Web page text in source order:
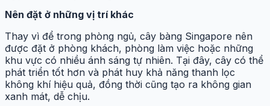
Nên đặt ở những vị trí khác
Thay vì để trong phòng ngủ, cây bàng Singapore nên
được đặt ở phòng khách, phòng làm việc hoặc những
khu vực có nhiều ánh sáng tự nhiên. Tại đây, cây có thể
phát triển tốt hơn và phát huy khả năng thanh lọc
không khí hiệu quả, đồng thời cũng tạo ra không gian
xanh mát, dễ chịu.